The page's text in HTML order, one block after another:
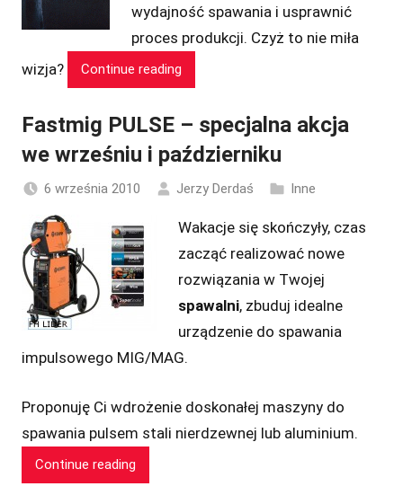
wydajność spawania i usprawnić
proces produkcji. Czyż to nie miła
wizja?
Continue reading
Fastmig PULSE – specjalna akcja
we wrześniu i październiku
6 września 2010 Jerzy Derdaś Inne
Wakacje się skończyły, czas
zacząć realizować nowe
rozwiązania w Twojej
spawalni, zbuduj idealne
urządzenie do spawania
impulsowego MIG/MAG.
Proponuję Ci wdrożenie doskonałej maszyny do
spawania pulsem stali nierdzewnej lub aluminium.
Continue reading